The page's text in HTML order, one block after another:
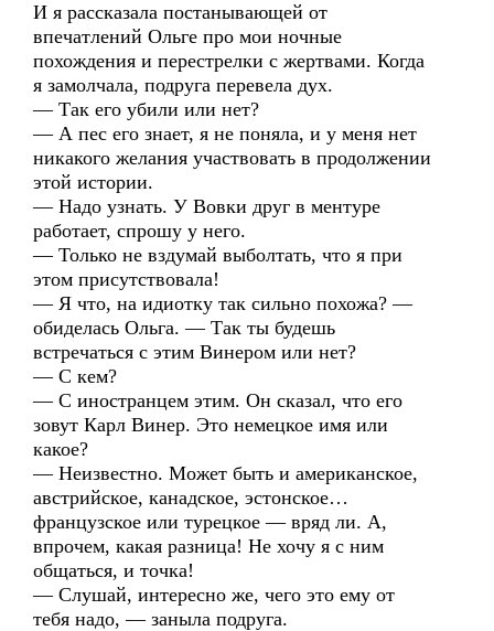
И я рассказала постанывающей от
впечатлений Ольге про мои ночные
похождения и перестрелки с жертвами. Когда
я замолчала, подруга перевела дух.
— Так его убили или нет?
— А пес его знает, я не поняла, и у меня нет
никакого желания участвовать в продолжении
этой истории.
— Надо узнать. У Вовки друг в ментуре
работает, спрошу у него.
— Только не вздумай выболтать, что я при
этом присутствовала!
— Я что, на идиотку так сильно похожа? —
обиделась Ольга. — Так ты будешь
встречаться с этим Винером или нет?
— С кем?
— С иностранцем этим. Он сказал, что его
зовут Карл Винер. Это немецкое имя или
какое?
— Неизвестно. Может быть и американское,
австрийское, канадское, эстонское…
французское или турецкое — вряд ли. А,
впрочем, какая разница! Не хочу я с ним
общаться, и точка!
— Слушай, интересно же, чего это ему от
тебя надо, — заныла подруга.